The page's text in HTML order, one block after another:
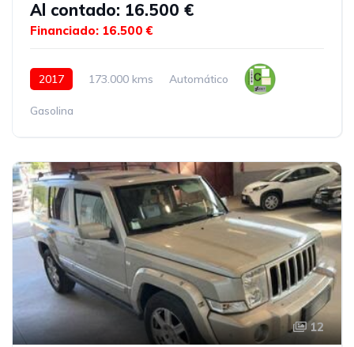
Al contado: 16.500 €
Financiado: 16.500 €
2017 173.000 kms Automático
Gasolina
12